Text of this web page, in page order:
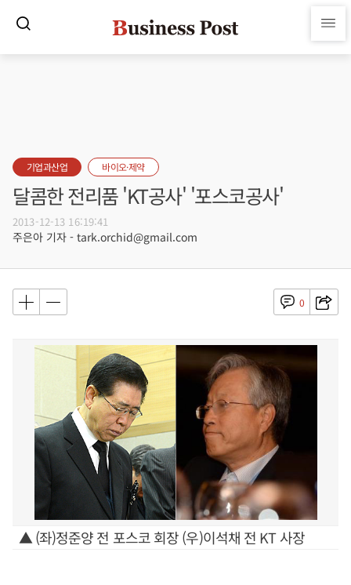
기업과산업 바이오·제약
달콤한 전리품 'KT공사' '포스코공사'
2013-12-13 16:19:41
주은아 기자 - tark.orchid@gmail.com
0
▲ (좌)정준양 전 포스코 회장 (우)이석채 전 KT 사장